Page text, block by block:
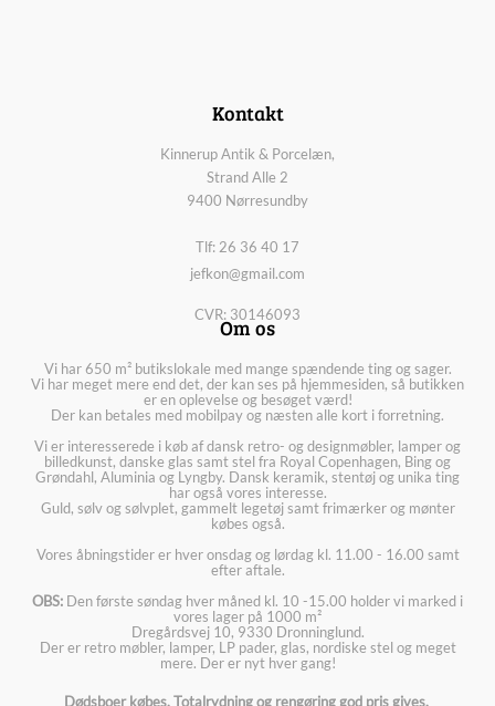
Kontakt
Kinnerup Antik & Porcelæn,
Strand Alle 2
9400 Nørresundby
Tlf: 26 36 40 17
jefkon@gmail.com
CVR: 30146093
Om os
Vi har 650 m² butikslokale med mange spændende ting og sager.
Vi har meget mere end det, der kan ses på hjemmesiden, så butikken
er en oplevelse og besøget værd!
Der kan betales med mobilpay og næsten alle kort i forretning.
Vi er interesserede i køb af dansk retro- og designmøbler, lamper og
billedkunst, danske glas samt stel fra Royal Copenhagen, Bing og
Grøndahl, Aluminia og Lyngby. Dansk keramik, stentøj og unika ting
har også vores interesse.
Guld, sølv og sølvplet, gammelt legetøj samt frimærker og mønter
købes også.
Vores åbningstider er hver onsdag og lørdag kl. 11.00 - 16.00 samt
efter aftale.
OBS: Den første søndag hver måned kl. 10 -15.00 holder vi marked i
vores lager på 1000 m²
Dregårdsvej 10, 9330 Dronninglund.
Der er retro møbler, lamper, LP pader, glas, nordiske stel og meget
mere. Der er nyt hver gang!
Dødsboer købes. Totalrydning og rengøring god pris gives.